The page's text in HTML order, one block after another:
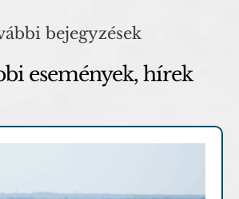
bejegyzések
események, hírek